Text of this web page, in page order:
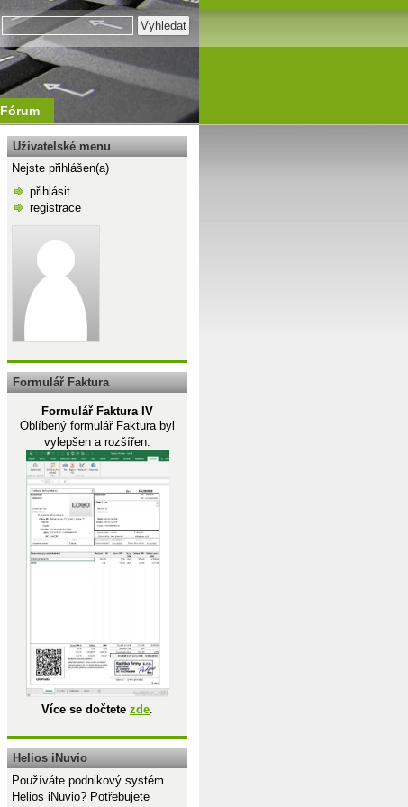
Fórum
Uživatelské menu
Nejste přihlášen(a)
přihlásit
registrace
Formulář Faktura
Formulář Faktura IV
Oblíbený formulář Faktura byl
vylepšen a rozšířen.
Více se dočtete zde.
Helios iNuvio
Používáte podnikový systém
Helios iNuvio? Potřebujete